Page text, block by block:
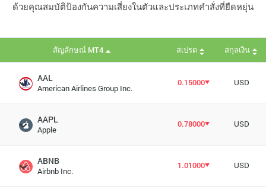
ด้วยคุณสมบัติป้องกันความเสี่ยงในตัวและประเภทคำสั่งที่ยืดหยุ่น
สัญลักษณ์ MT4 สเปรด สกุลเงิน
AAL
American Airlines Group Inc.
0.15000 USD
AAPL
Apple
0.78000 USD
ABNB
Airbnb Inc.
1.01000 USD